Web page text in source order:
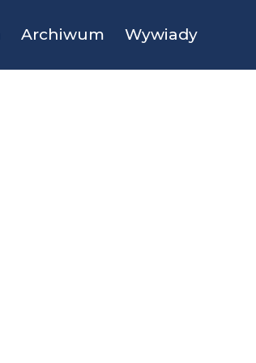
Archiwum Wywiady